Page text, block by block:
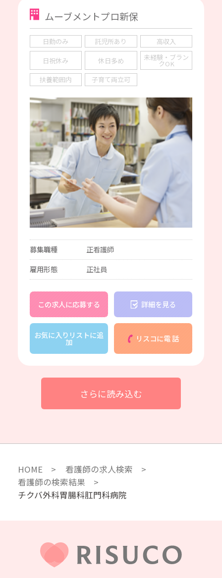
ムーブメントプロ新保
日勤のみ 託児所あり 高収入
日祝休み 休日多め 未経験・ブラン
クOK
扶養範囲内
子育て両立可
募集職種
正看護師
雇用形態
正社員
この求人に応募する 詳細を見る
お気に入りリストに追
加 リスコに電 話
さらに読み込む
HOME
看護師の求人検索
看護師の検索結果
チクバ外科胃腸科肛門科病院